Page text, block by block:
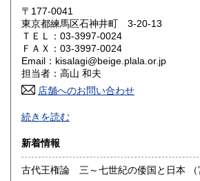
岡山県
山口県 210円
香川県 210円
高知県 210円
佐賀県
熊本県 210円 大分県
〒177-0041
東京都練馬区石神井町 3-20-13
ＴＥＬ：03-3997-0024
ＦＡＸ：03-3997-0024
Email：kisalagi@beige.plala.or.jp
担当者：高山 和夫
店舗へのお問い合わせ
日本史・近現代史・人文社会科学全般の
中）。不在がちですのでご来店の場合は
沿線名：西武池袋線
最寄駅：石神井公園駅すぐ
続きを読む
新着情報
古代